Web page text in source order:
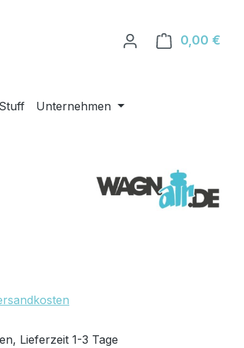
0,00 €
Unternehmen
Lieferzeit 1-3 Tage